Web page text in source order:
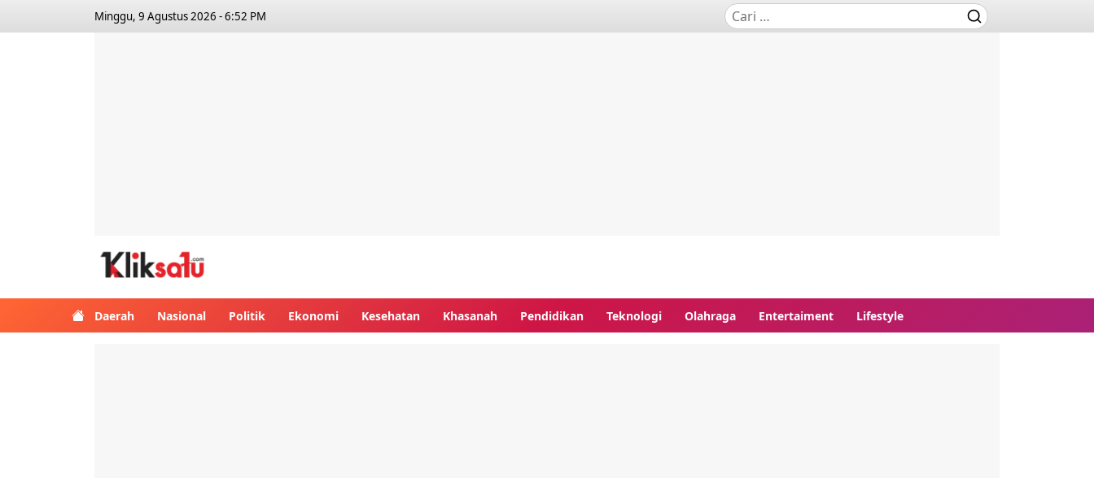
Minggu, 9 Agustus 2026 - 6:52 PM
Daerah Nasional Politik Ekonomi Kesehatan Khasanah Pendidikan Teknologi Olahraga Entertaiment Lifestyle